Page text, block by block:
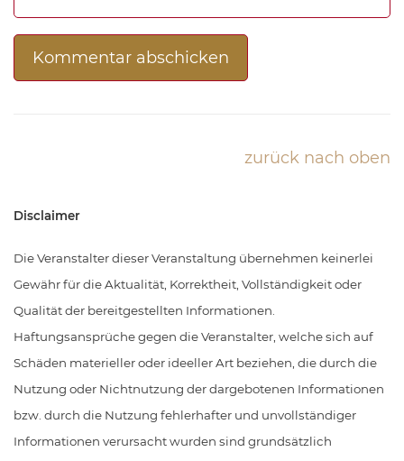
zurück nach oben
Disclaimer
Die Veranstalter dieser Veranstaltung übernehmen keinerlei
Gewähr für die Aktualität, Korrektheit, Vollständigkeit oder
Qualität der bereitgestellten Informationen.
Haftungsansprüche gegen die Veranstalter, welche sich auf
Schäden materieller oder ideeller Art beziehen, die durch die
Nutzung oder Nichtnutzung der dargebotenen Informationen
bzw. durch die Nutzung fehlerhafter und unvollständiger
Informationen verursacht wurden sind grundsätzlich